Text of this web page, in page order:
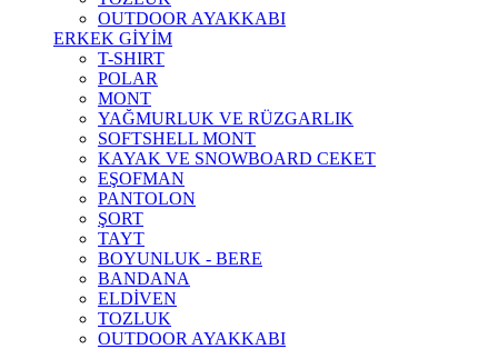
OUTDOOR AYAKKABI
ERKEK GİYİM
T-SHIRT
POLAR
MONT
YAĞMURLUK VE RÜZGARLIK
SOFTSHELL MONT
KAYAK VE SNOWBOARD CEKET
EŞOFMAN
PANTOLON
ŞORT
TAYT
BOYUNLUK - BERE
BANDANA
ELDİVEN
TOZLUK
OUTDOOR AYAKKABI